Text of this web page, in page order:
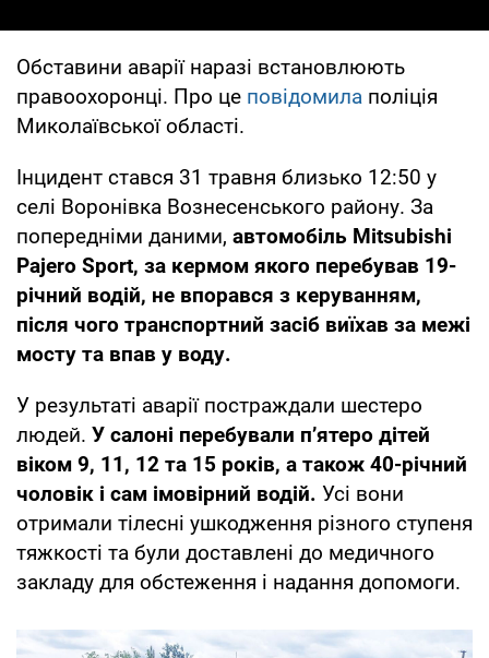
Обставини аварії наразі встановлюють
правоохоронці. Про це повідомила поліція
Миколаївської області.
Інцидент стався 31 травня близько 12:50 у
селі Воронівка Вознесенського району. За
попередніми даними, автомобіль Mitsubishi
Pajero Sport, за кермом якого перебував 19-
річний водій, не впорався з керуванням,
після чого транспортний засіб виїхав за межі
мосту та впав у воду.
У результаті аварії постраждали шестеро
людей. У салоні перебували п’ятеро дітей
віком 9, 11, 12 та 15 років, а також 40-річний
чоловік і сам імовірний водій. Усі вони
отримали тілесні ушкодження різного ступеня
тяжкості та були доставлені до медичного
закладу для обстеження і надання допомоги.